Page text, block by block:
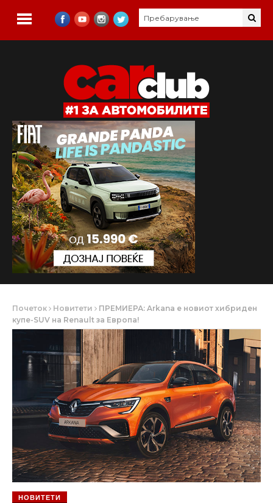
Почеток Новитети
ПРЕМИЕРА: Arkana е новиот хибриден
купе-SUV на Renault за Европа!
НОВИТЕТИ